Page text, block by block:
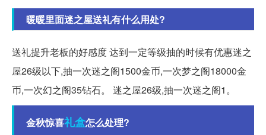
暖暖里面迷之屋送礼有什么用处?
送礼提升老板的好感度 达到一定等级抽的时候有优惠迷之
屋26级以下,抽一次迷之阁1500金币,一次梦之阁18000金
币,一次幻之阁35钻石。 迷之屋26级,抽一次迷之阁1。
金秋惊喜礼盒怎么处理?